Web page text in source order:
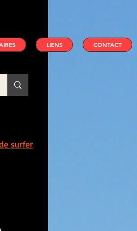
LIENS CONTACT
surfer